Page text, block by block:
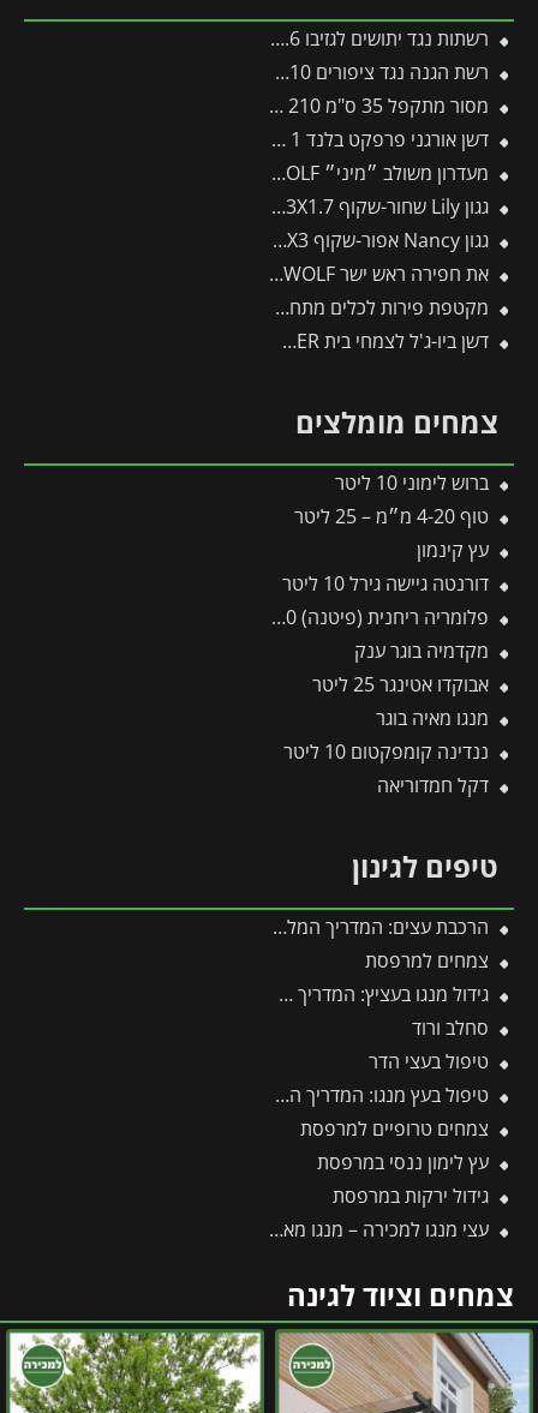
רשתות נגד יתושים לגזיבו 3X3 / 3X3.6 מבית פלרם – Canopia
רשת הגנה נגד ציפורים 10*8 מטר
מסור מתקפל 35 ס"מ 210 -ARS -תבור
דשן אורגני פרפקט בלנד 1 ק"ג
מעדרון משולב ״מיני״ LN-M/zm15 – WOLF
גגון Lily שחור-שקוף 1.3X1.7 בעיצוב רטרו מבית פלרם – Canopia
גגון Nancy אפור-שקוף 0.9X3 עיצוב מודרני מבית פלרם – Canopia
את חפירה ראש ישר AS-D – WOLF
מקטפת פירות לכלים מתחלפים פיסקארס
דשן ביו-ג'ל לצמחי בית FLOWER
צמחים מומלצים
ברוש לימוני 10 ליטר
טוף 4-20 מ״מ – 25 ליטר
עץ קינמון
דורנטה גיישה גירל 10 ליטר
פלומריה ריחנית (פיטנה) 10 ליטר
מקדמיה בוגר ענק
אבוקדו אטינגר 25 ליטר
מנגו מאיה בוגר
ננדינה קומפקטום 10 ליטר
דקל חמדוריאה
טיפים לגינון
הרכבת עצים: המדריך המלא להרכבת עצי פרי בגינה 🌳
צמחים למרפסת
גידול מנגו בעציץ: המדריך המלא למקסום פרי במרפסת ובגינה
סחלב ורוד
טיפול בעצי הדר
טיפול בעץ מנגו: המדריך המקצועי לשמירה על עץ בריא ופרודוקטיבי
צמחים טרופיים למרפסת
עץ לימון ננסי במרפסת
גידול ירקות במרפסת
עצי מנגו למכירה – מנגו מאיה, זנים מיוחדים, ועצים מורכבים מהפרויקט
צמחים וציוד לגינה